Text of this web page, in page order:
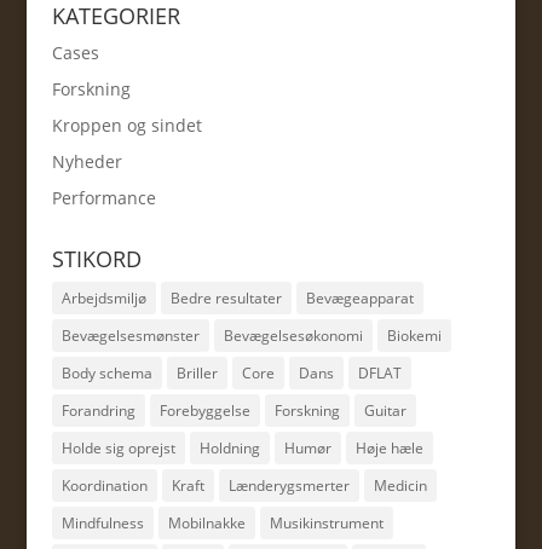
KATEGORIER
Cases
Forskning
Kroppen og sindet
Nyheder
Performance
STIKORD
Arbejdsmiljø Bedre resultater
Bevægeapparat
Bevægelsesmønster
Bevægelsesøkonomi
Biokemi
Body schema
Briller Core Dans
DFLAT
Forandring
Forebyggelse Forskning
Guitar
Holde sig oprejst
Holdning Humør
Høje hæle
Koordination
Kraft Lænderygsmerter
Medicin
Mindfulness
Mobilnakke
Musikinstrument